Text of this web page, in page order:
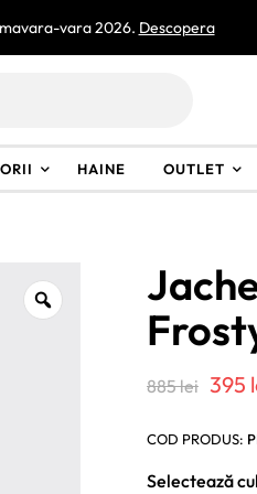
vara 2026. Descopera
HAINE OUTLET
885lei 395
COD PRODUS:
Selectează